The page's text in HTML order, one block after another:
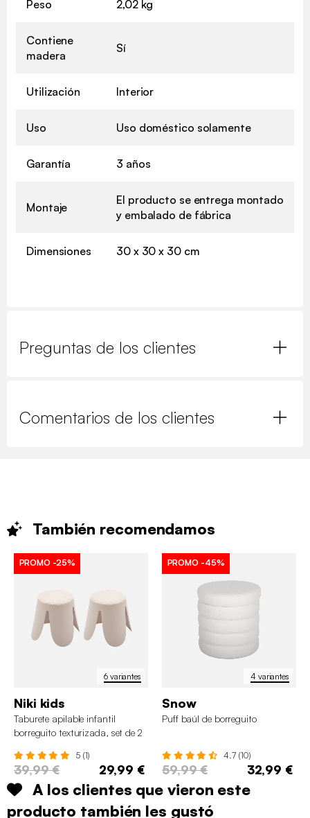
Peso 2,02 kg
Contiene
madera
Sí
Utilización Interior
Uso Uso doméstico solamente
Garantía 3 años
Montaje
El producto se entrega montado
y embalado de fábrica
Dimensiones 30 x 30 x 30 cm
Preguntas de los clientes
Comentarios de los clientes
También recomendamos
6 variantes
PROMO -25%
Niki kids
Taburete apilable infantil
borreguito texturizada, set de 2
5 (1)
39,99 € 29,99 €
4 variantes
PROMO -45%
Snow
Puff baúl de borreguito
4.7 (10)
59,99 € 32,99 €
A los clientes que vieron este
producto también les gustó